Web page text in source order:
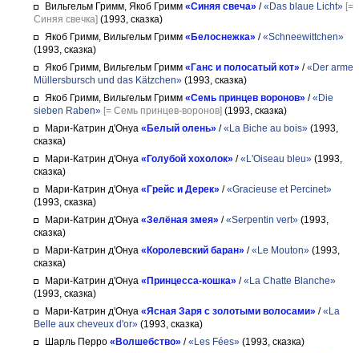
Вильгельм Гримм, Якоб Гримм «Синяя свеча» /«Das blaue Licht» [=
Синяя свечка] (1993, сказка)
Якоб Гримм, Вильгельм Гримм «Белоснежка» /«Schneewittchen»
(1993, сказка)
Якоб Гримм, Вильгельм Гримм «Ганс и полосатый кот» /«Der arme
Müllersbursch und das Kätzchen» (1993, сказка)
Якоб Гримм, Вильгельм Гримм «Семь принцев воронов» /«Die
sieben Raben» [= Семь принцев-воронов] (1993, сказка)
Мари-Катрин д'Онуа «Белый олень» /«La Biche au bois» (1993,
сказка)
Мари-Катрин д'Онуа «Голубой хохолок» /«L'Oiseau bleu» (1993,
сказка)
Мари-Катрин д'Онуа «Грейс и Дерек» /«Gracieuse et Percinet»
(1993, сказка)
Мари-Катрин д'Онуа «Зелёная змея» /«Serpentin vert» (1993,
сказка)
Мари-Катрин д'Онуа «Королевский баран» /«Le Mouton» (1993,
сказка)
Мари-Катрин д'Онуа «Принцесса-кошка» /«La Chatte Blanche»
(1993, сказка)
Мари-Катрин д'Онуа «Ясная Заря с золотыми волосами» /«La
Belle aux cheveux d'or» (1993, сказка)
Шарль Перро «Волшебство» /«Les Fées» (1993, сказка)